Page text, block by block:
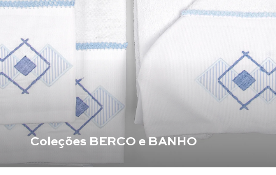
Coleções BERCO e BANHO